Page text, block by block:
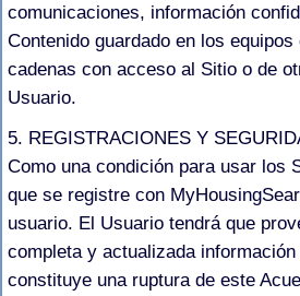
comunicaciones, información
Contenido guardado en los
cadenas con acceso al Sitio o de
Usuario.
5. REGISTRACIONES Y
Como una condición para usar los
que se registre con
usuario. El Usuario tendrá que
completa y actualizada
constituye una ruptura de este